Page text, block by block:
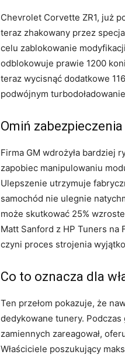
Chevrolet Corvette ZR1, już
teraz zhakowany przez
celu zablokowanie
odblokowuje prawie 1200
teraz wycisnąć dodatkowe
podwójnym
Omiń zabezpieczenia
Firma GM wdrożyła bardziej
zapobiec manipulowaniu
Ulepszenie utrzymuje
samochód nie ulegnie
może skutkować 25%
Matt Sanford z HP Tuners na
czyni proces strojenia
Co to oznacza dla
Ten przełom pokazuje, że
dedykowane tunery.
zamiennych zareagował,
Właściciele poszukujący